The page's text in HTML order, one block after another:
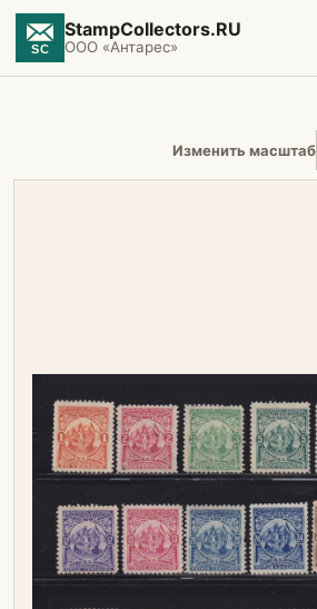
StampCollectors.RU
ООО «Антарес»
Изменить масштаб